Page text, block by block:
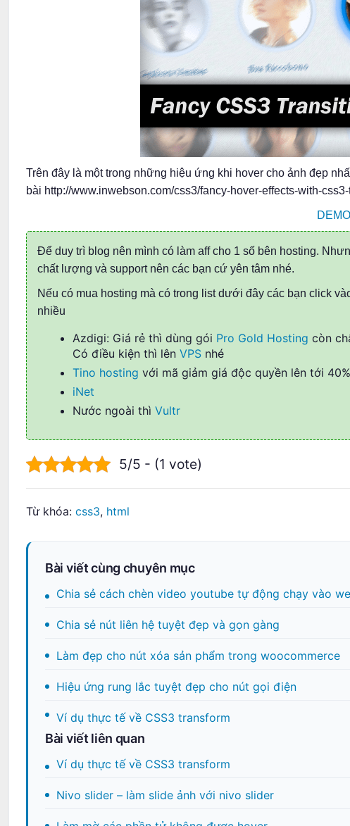
Trên đây là một trong những hiệu ứng khi hover cho ảnh đẹp
bài http://www.inwebson.com/css3/fancy-hover-effects-with-
DEMO
Để duy trì blog nên mình có làm aff cho 1 số bên hosting.
chất lượng và support nên các bạn cứ yên tâm nhé.
Nếu có mua hosting mà có trong list dưới đây các bạn click
nhiều
Azdigi: Giá rẻ thì dùng gói Pro Gold Hosting còn
Có điều kiện thì lên VPS nhé
Tino hosting với mã giảm giá độc quyền lên tới
iNet
Nước ngoài thì Vultr
5/5 - (1 vote)
Từ khóa: css3, html
Bài viết cùng chuyên mục
Chia sẻ cách chèn video youtube tự động chạy vào
Chia sẻ nút liên hệ tuyệt đẹp và gọn gàng
Làm đẹp cho nút xóa sản phẩm trong woocommerce
Hiệu ứng rung lắc tuyệt đẹp cho nút gọi điện
Ví dụ thực tế về CSS3 transform
Bài viết liên quan
Ví dụ thực tế về CSS3 transform
Nivo slider – làm slide ảnh với nivo slider